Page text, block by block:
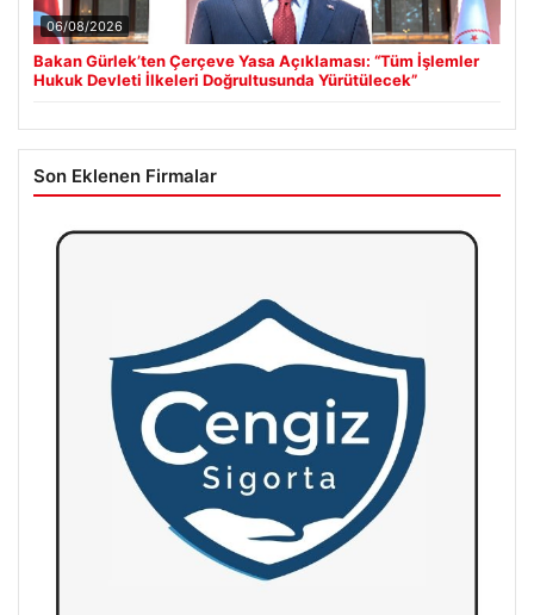
06/08/2026
Bakan Gürlek’ten Çerçeve Yasa Açıklaması: “Tüm İşlemler
Hukuk Devleti İlkeleri Doğrultusunda Yürütülecek”
Son Eklenen Firmalar